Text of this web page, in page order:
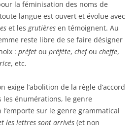
la féminisation des noms de
langue est ouvert et évolue avec
et les grutières en témoignent. Au
reste libre de se faire désigner
: préfet ou préfète, chefou cheffe,
, etc.
exige l’abolition de la règle d’accord
énumérations, le genre
sur le genre grammatical
les lettres sont arrivés (et non